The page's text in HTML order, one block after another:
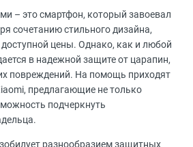
– это смартфон, который завоевал
сочетанию стильного дизайна,
доступной цены. Однако, как и любой
в надежной защите от царапин,
повреждений. На помощь приходят
предлагающие не только
подчеркнуть
разнообразием защитных